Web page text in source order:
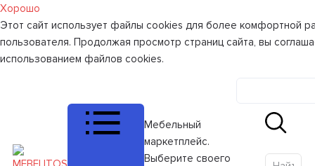
Хорошо
Этот сайт использует файлы cookies для более комфортной
пользователя. Продолжая просмотр страниц сайта, вы
использованием файлов cookies.
Мебельный
маркетплейс.
Выберите своего